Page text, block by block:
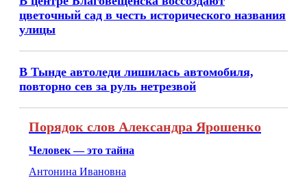
цветочный сад в честь исторического названия
улицы
В Тынде автоледи лишилась автомобиля,
повторно сев за руль нетрезвой
Порядок слов Александра Ярошенко
Человек — это тайна
Антонина Ивановна